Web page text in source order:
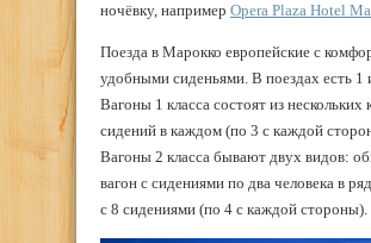
ночёвку, например Opera Plaza Hotel
Поезда в Марокко европейские с
удобными сиденьями. В поездах есть 1
Вагоны 1 класса состоят из нескольких
сидений в каждом (по 3 с каждой
Вагоны 2 класса бывают двух видов:
вагон с сидениями по два человека в
с 8 сидениями (по 4 с каждой стороны).